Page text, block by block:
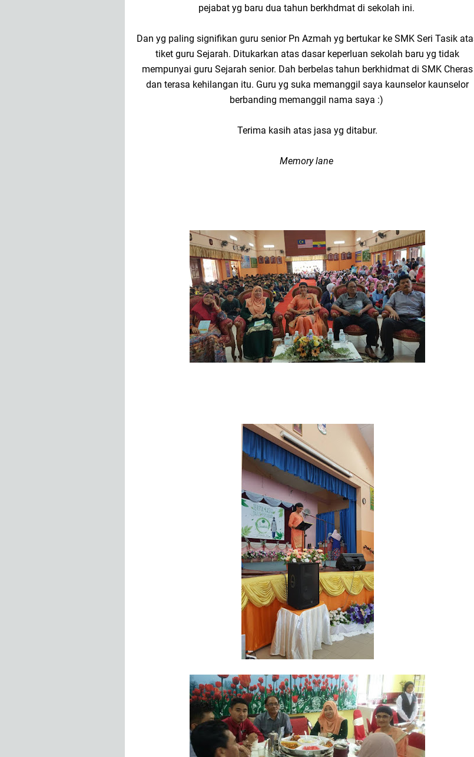
pejabat yg baru dua tahun berkhdmat di sekolah ini.
Dan yg paling signifikan guru senior Pn Azmah yg bertukar ke SMK Seri Tasik
tiket guru Sejarah. Ditukarkan atas dasar keperluan sekolah baru yg tidak
mempunyai guru Sejarah senior. Dah berbelas tahun berkhidmat di SMK Cheras
dan terasa kehilangan itu. Guru yg suka memanggil saya kaunselor kaunselor
berbanding memanggil nama saya :)
Terima kasih atas jasa yg ditabur.
Memory lane